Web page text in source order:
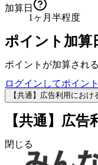
加算日
1ヶ月半程度
ポイント加算
ポイントが加算され
ログインしてポイン
【共通】広告利用におけ
【共通】広
閉じる